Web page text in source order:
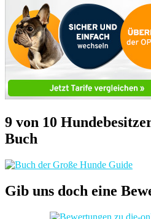
9 von 10
Buch
Gib uns doch eine